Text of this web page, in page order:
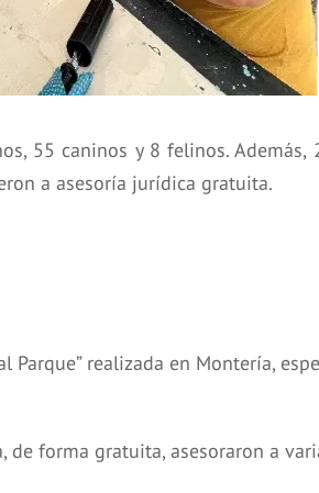
55 caninos y 8 felinos. Además,
a asesoría jurídica gratuita.
realizada en Montería,
forma gratuita, asesoraron a